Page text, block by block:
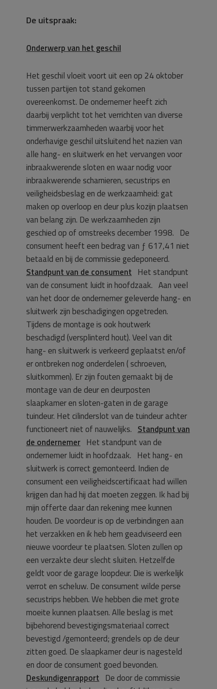
De uitspraak:
Onderwerp van het geschil
Het geschil vloeit voort uit een op 24 oktober
tussen partijen tot stand gekomen
overeenkomst. De ondernemer heeft zich
daarbij verplicht tot het verrichten van diverse
timmerwerkzaamheden waarbij voor het
onderhavige geschil uitsluitend het nazien van
alle hang- en sluitwerk en het vervangen voor
inbraakwerende sloten en waar nodig voor
inbraakwerende scharnieren, secustrips en
veiligheidsbeslag en de werkzaamheid: gat
maken op overloop en deur plus kozijn plaatsen
van belang zijn. De werkzaamheden zijn
geschied op of omstreeks december 1998. De
consument heeft een bedrag van ƒ 617,41 niet
betaald en bij de commissie gedeponeerd.
Standpunt van de consument Het standpunt
van de consument luidt in hoofdzaak. Aan veel
van het door de ondernemer geleverde hang- en
sluitwerk zijn beschadigingen opgetreden.
Tijdens de montage is ook houtwerk
beschadigd (versplinterd hout). Veel van dit
hang- en sluitwerk is verkeerd geplaatst en/of
er ontbreken nog onderdelen ( schroeven,
sluitkommen). Er zijn fouten gemaakt bij de
montage van de deur en deurposten
slaapkamer en sloten-gaten in de garage
tuindeur. Het cilinderslot van de tuindeur achter
functioneert niet of nauwelijks. Standpunt van
de ondernemer Het standpunt van de
ondernemer luidt in hoofdzaak. Het hang- en
sluitwerk is correct gemonteerd. Indien de
consument een veiligheidscertificaat had willen
krijgen dan had hij dat moeten zeggen. Ik had bij
mijn offerte daar dan rekening mee kunnen
houden. De voordeur is op de verbindingen aan
het verzakken en ik heb hem geadviseerd een
nieuwe voordeur te plaatsen. Sloten zullen op
een verzakte deur slecht sluiten. Hetzelfde
geldt voor de garage loopdeur. Die is werkelijk
verrot en scheluw. De consument wilde perse
secustrips hebben. We hebben die met grote
moeite kunnen plaatsen. Alle beslag is met
bijbehorend bevestigingsmateriaal correct
bevestigd /gemonteerd; grendels op de deur
zitten goed. De slaapkamer deur is nagesteld
en door de consument goed bevonden.
Deskundigenrapport De door de commissie